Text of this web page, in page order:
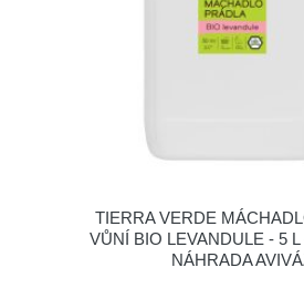
TIERRA VERDE
VŮNÍ BIO LEVANDULE - 5
NÁHRADA